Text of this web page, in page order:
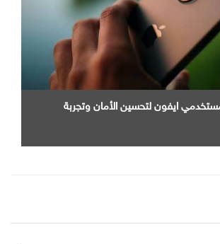
ايفون لتحسين الأمان وتجربة